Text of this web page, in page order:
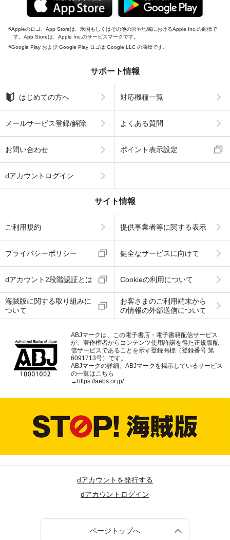
Appleのロゴ、App Storeは、米国もしくはその他の国や地域におけるApple Inc.の商標で
す。App Storeは、Apple Inc.のサービスマークです。
Google Play および Google Play ロゴは Google LLC の商標です。
サポート情報
はじめての方へ 対応機種一覧
メールサービス登録/解除 よくある質問
お問い合わせ ポイント表示設定
dアカウントログイン
サイト情報
ご利用規約 提供事業者等に関する表示
プライバシーポリシー 健全なサービスに向けて
dアカウント2段階認証とは Cookieの利用について
海賊版に関する取り組みに
ついて
お客さまのご利用端末から
の情報の外部送信について
ABJマークは、この電子書店・電子書籍配信サービス
が、著作権者からコンテンツ使用許諾を得た正規版配
信サービスであることを示す登録商標（登録番号 第
6091713号）です。
ABJマークの詳細、ABJマークを掲示しているサービス
の一覧はこちら
→ https://aebs.or.jp/
dアカウントを発行する
dアカウントログイン
ページトップへ